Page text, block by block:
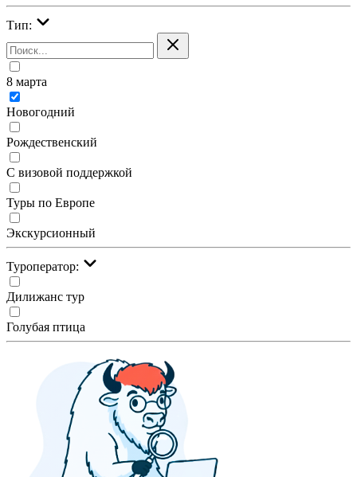
Тип:
8 марта
Новогодний
Рождественский
С визовой поддержкой
Туры по Европе
Экскурсионный
Туроператор:
Дилижанс тур
Голубая птица